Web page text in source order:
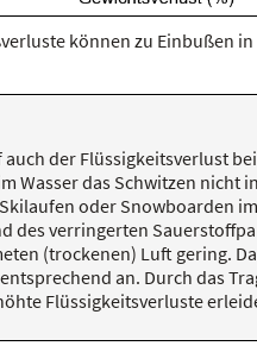
können zu Einbußen
der Flüssigkeitsverlust
Wasser das Schwitzen nicht
oder Snowboarden
des verringerten
(trockenen) Luft gering.
an. Durch das
Flüssigkeitsverluste